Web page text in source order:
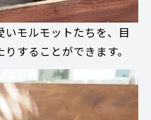
モルモットたちを、目
することができます。